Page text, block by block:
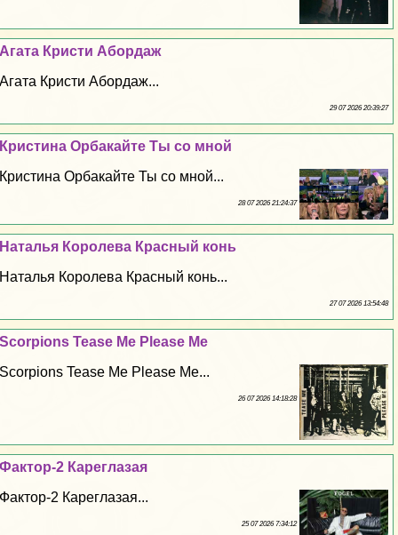
Агата Кристи Абордаж
Агата Кристи Абордаж...
29 07 2026 20:39:27
Кристина Орбакайте Ты со мной
Кристина Орбакайте Ты со мной...
28 07 2026 21:24:37
Наталья Королева Красный конь
Наталья Королева Красный конь...
27 07 2026 13:54:48
Scorpions Tease Me Please Me
Scorpions Tease Me Please Me...
26 07 2026 14:18:28
Фактор-2 Кареглазая
Фактор-2 Кареглазая...
25 07 2026 7:34:12